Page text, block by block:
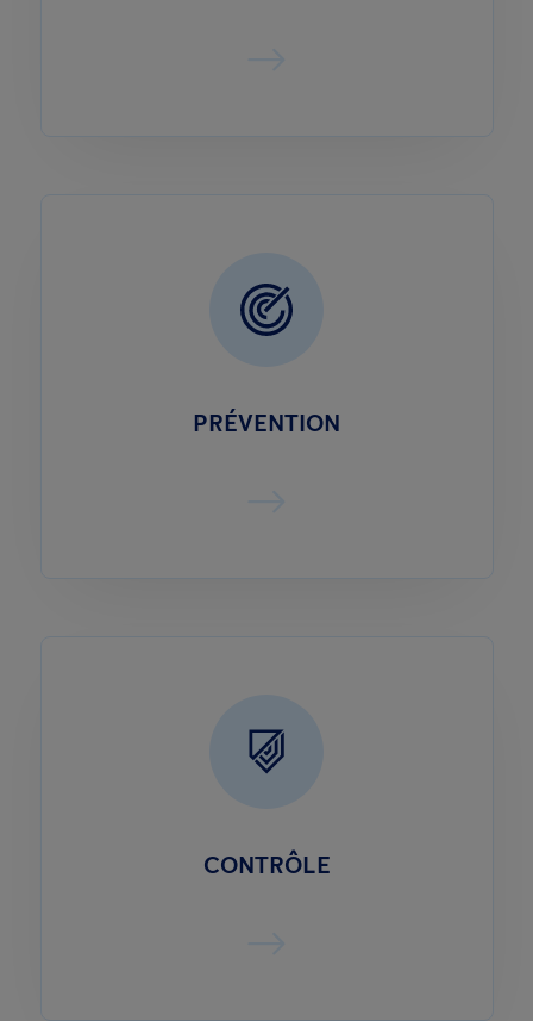
PRÉVENTION
CONTRÔLE